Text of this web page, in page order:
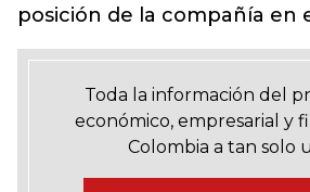
posición de la compañía en
Toda la información del
económico, empresarial y
Colombia a tan solo